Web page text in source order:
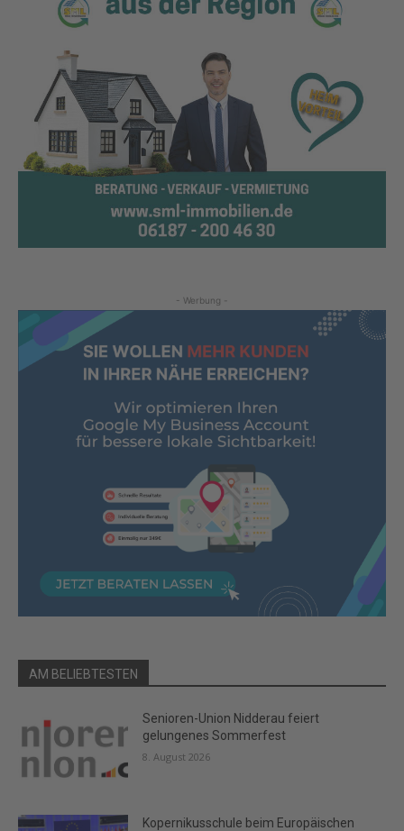
- Werbung -
AM BELIEBTESTEN
Senioren-Union Nidderau feiert
gelungenes Sommerfest
8. August 2026
Kopernikusschule beim Europäischen